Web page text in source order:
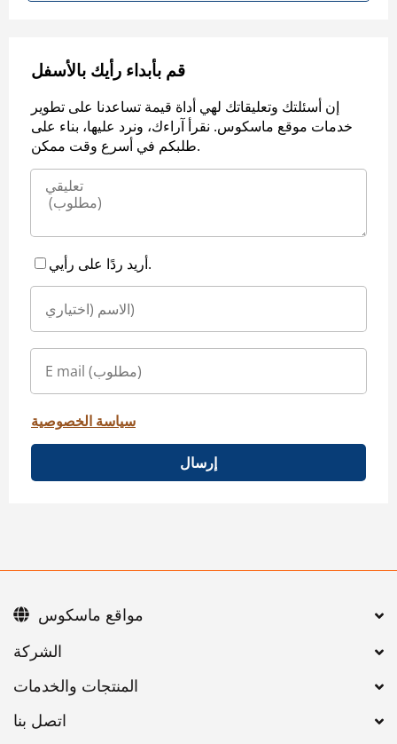
قم بأبداء رأيك بالأسفل
إن أسئلتك وتعليقاتك لهي أداة قيمة تساعدنا على تطوير
خدمات موقع ماسكوس. نقرأ آراءك، ونرد عليها، بناء على
طلبكم في أسرع وقت ممكن.
أريد ردًا على رأيي.
سياسة الخصوصية
إرسال
اتصل بنا
مواقع ماسكوس